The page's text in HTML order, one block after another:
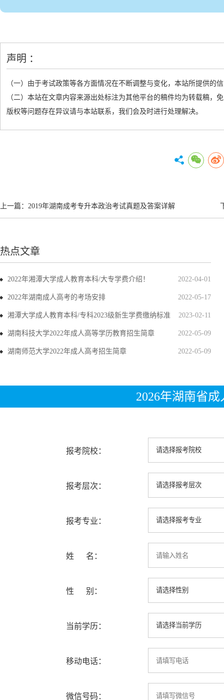
声明 ：
（一）由于考试政策等各方面情况在不断调整与变化，本站所提供的
（二）本站在文章内容来源出处标注为其他平台的稿件均为转载稿
版权等问题存在异议请与本站联系，我们会及时进行处理解决。
上一篇： 2019年湖南成考专升本政治考试真题及答案详解
热点文章
2022-04-01
2022年湘潭大学成人教育本科/大专学费介绍！
2022-05-17
2022年湖南成人高考的考场安排
2023-02-11
湘潭大学成人教育本科/专科2023级新生学费缴纳标准
2022-05-09
湖南科技大学2022年成人高等学历教育招生简章
2022-05-09
湖南师范大学2022年成人高考招生简章
2026年湖南省
报考院校：
报考层次：
报考专业：
姓 名：
性 别：
当前学历：
移动电话：
微信号码：